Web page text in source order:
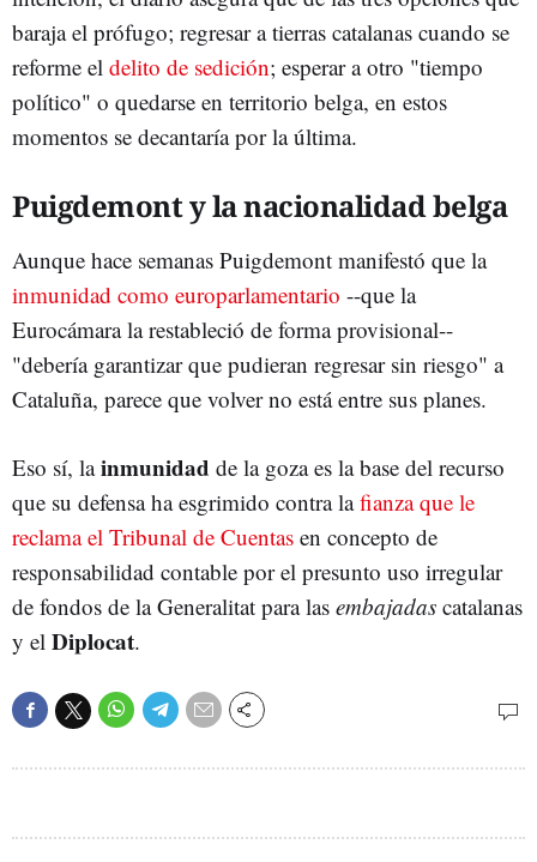
baraja el prófugo; regresar a tierras catalanas cuando se
reforme el delito de sedición; esperar a otro "tiempo
político" o quedarse en territorio belga, en estos
momentos se decantaría por la última.
Puigdemont y la nacionalidad belga
Aunque hace semanas Puigdemont manifestó que la
inmunidad como europarlamentario --que la
Eurocámara la restableció de forma provisional--
"debería garantizar que pudieran regresar sin riesgo" a
Cataluña, parece que volver no está entre sus planes.
Eso sí, lainmunidad de la goza es la base del recurso
que su defensa ha esgrimido contra lafianza que le
reclama el Tribunal de Cuentas en concepto de
responsabilidad contable por el presunto uso irregular
de fondos de la Generalitat para las embajadas catalanas
y el Diplocat.